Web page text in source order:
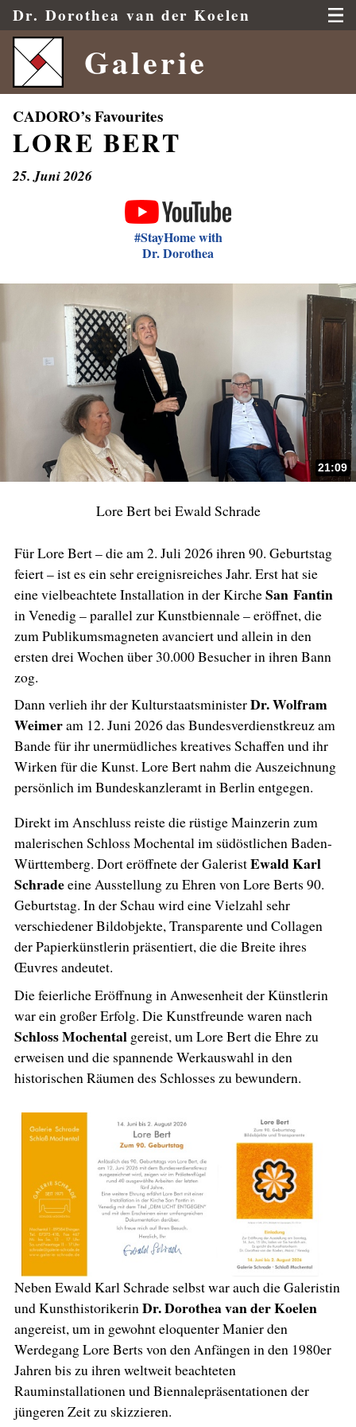
LORE BERT
25. Juni 2026
#StayHome with
Dr. Dorothea
21:09
Lore Bert bei Ewald Schrade
Für Lore Bert – die am 2. Juli 2026 ihren 90. Geburtstag
feiert – ist es ein sehr ereignisreiches Jahr. Erst hat sie
eine vielbeachtete Installation in der KircheSan Fantin
in Venedig – parallel zur Kunstbiennale – eröffnet, die
zum Publikumsmagneten avanciert und allein in den
ersten drei Wochen über 30.000 Besucher in ihren Bann
zog.
Dann verlieh ihr der KulturstaatsministerDr. Wolfram
Weimeram 12. Juni 2026 das Bundesverdienstkreuz am
Bande für ihr unermüdliches kreatives Schaffen und ihr
Wirken für die Kunst. Lore Bert nahm die Auszeichnung
persönlich im Bundeskanzleramt in Berlin entgegen.
Direkt im Anschluss reiste die rüstige Mainzerin zum
malerischen Schloss Mochental im südöstlichen Baden-
Württemberg. Dort eröffnete der GaleristEwald Karl
Schradeeine Ausstellung zu Ehren von Lore Berts 90.
Geburtstag. In der Schau wird eine Vielzahl sehr
verschiedener Bildobjekte, Transparente und Collagen
der Papierkünstlerin präsentiert, die die Breite ihres
Œuvres andeutet.
Die feierliche Eröffnung in Anwesenheit der Künstlerin
war ein großer Erfolg. Die Kunstfreunde waren nach
Schloss Mochental gereist, um Lore Bert die Ehre zu
erweisen und die spannende Werkauswahl in den
historischen Räumen des Schlosses zu bewundern.
Neben Ewald Karl Schrade selbst war auch die Galeristin
und Kunsthistorikerin Dr. Dorothea van der Koelen
angereist, um in gewohnt eloquenter Manier den
Werdegang Lore Berts von den Anfängen in den 1980er
Jahren bis zu ihren weltweit beachteten
Rauminstallationen und Biennalepräsentationen der
jüngeren Zeit zu skizzieren.
Dr. Dorothea van der Koelen
Galerie